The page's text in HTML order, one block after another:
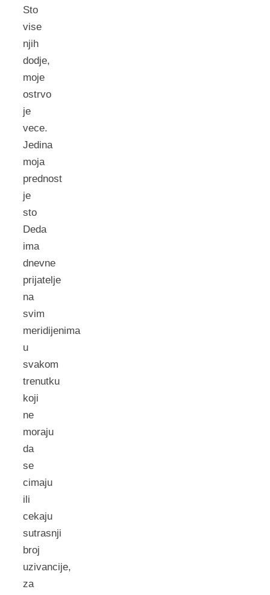
Sto
vise
njih
dodje,
moje
ostrvo
je
vece.
Jedina
moja
prednost
je
sto
Deda
ima
dnevne
prijatelje
na
svim
meridijenima
u
svakom
trenutku
koji
ne
moraju
da
se
cimaju
ili
cekaju
sutrasnji
broj
uzivancije,
za